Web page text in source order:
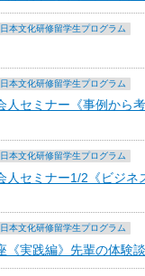
本文化研修留学生プログラム
本文化研修留学生プログラム
セミナー《事例から
本文化研修留学生プログラム
セミナー1/2《ビジネ
本文化研修留学生プログラム
実践編》先輩の体験